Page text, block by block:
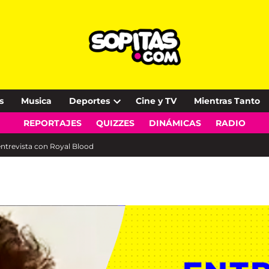
Musica Deportes
Open
dropdown
Cine y TV Mientras Tanto
REPORTAJES QUIZZES DINÁMICAS RADIO
con Royal Blood